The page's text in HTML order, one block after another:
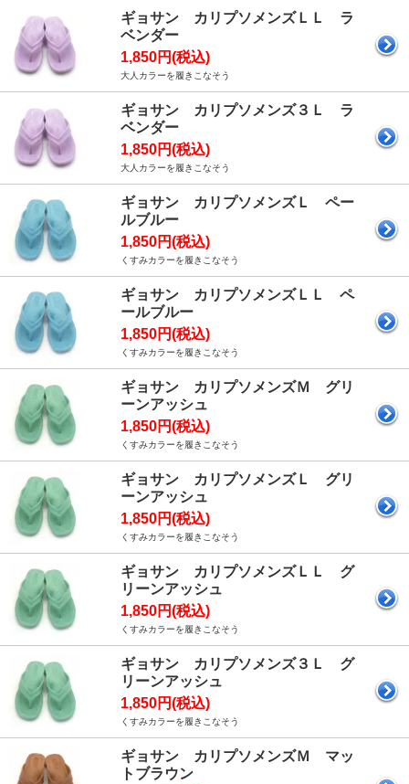
ギョサン カリプソメンズＬＬ ラ
ベンダー
1,850円(税込)
大人カラーを履きこなそう
ギョサン カリプソメンズ３Ｌ ラ
ベンダー
1,850円(税込)
大人カラーを履きこなそう
ギョサン カリプソメンズＬ ペー
ルブルー
1,850円(税込)
くすみカラーを履きこなそう
ギョサン カリプソメンズＬＬ ペ
ールブルー
1,850円(税込)
くすみカラーを履きこなそう
ギョサン カリプソメンズＭ グリ
ーンアッシュ
1,850円(税込)
くすみカラーを履きこなそう
ギョサン カリプソメンズＬ グリ
ーンアッシュ
1,850円(税込)
くすみカラーを履きこなそう
ギョサン カリプソメンズＬＬ グ
リーンアッシュ
1,850円(税込)
くすみカラーを履きこなそう
ギョサン カリプソメンズ３Ｌ グ
リーンアッシュ
1,850円(税込)
くすみカラーを履きこなそう
ギョサン カリプソメンズＭ マッ
トブラウン